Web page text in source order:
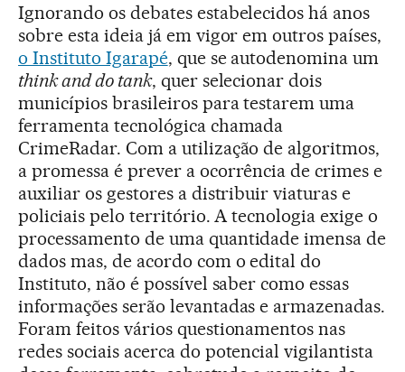
Ignorando os debates estabelecidos há anos
sobre esta ideia já em vigor em outros países,
o Instituto Igarapé, que se autodenomina um
think and do tank, quer selecionar dois
municípios brasileiros para testarem uma
ferramenta tecnológica chamada
CrimeRadar. Com a utilização de algoritmos,
a promessa é prever a ocorrência de crimes e
auxiliar os gestores a distribuir viaturas e
policiais pelo território. A tecnologia exige o
processamento de uma quantidade imensa de
dados mas, de acordo com o edital do
Instituto, não é possível saber como essas
informações serão levantadas e armazenadas.
Foram feitos vários questionamentos nas
redes sociais acerca do potencial vigilantista